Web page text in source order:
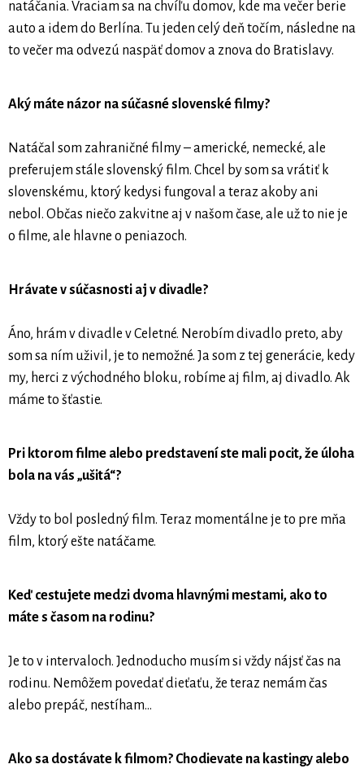
natáčania. Vraciam sa na chvíľu domov, kde ma večer berie
auto a idem do Berlína. Tu jeden celý deň točím, následne na
to večer ma odvezú naspäť domov a znova do Bratislavy.
Aký máte názor na súčasné slovenské filmy?
Natáčal som zahraničné filmy – americké, nemecké, ale
preferujem stále slovenský film. Chcel by som sa vrátiť k
slovenskému, ktorý kedysi fungoval a teraz akoby ani
nebol. Občas niečo zakvitne aj v našom čase, ale už to nie je
o filme, ale hlavne o peniazoch.
Hrávate v súčasnosti aj v divadle?
Áno, hrám v divadle v Celetné. Nerobím divadlo preto, aby
som sa ním uživil, je to nemožné. Ja som z tej generácie, kedy
my, herci z východného bloku, robíme aj film, aj divadlo. Ak
máme to šťastie.
Pri ktorom filme alebo predstavení ste mali pocit, že úloha
bola na vás „ušitá“?
Vždy to bol posledný film. Teraz momentálne je to pre mňa
film, ktorý ešte natáčame.
Keď cestujete medzi dvoma hlavnými mestami, ako to
máte s časom na rodinu?
Je to v intervaloch. Jednoducho musím si vždy nájsť čas na
rodinu. Nemôžem povedať dieťaťu, že teraz nemám čas
alebo prepáč, nestíham...
Ako sa dostávate k filmom? Chodievate na kastingy alebo